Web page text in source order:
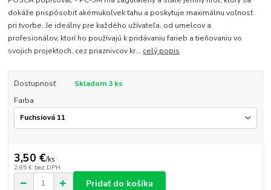
dokáže prispôsobiť akémukoľvek ťahu a poskytuje maximálnu voľnosť
pri tvorbe. Je ideálny pre každého užívateľa, od umelcov a
profesionálov, ktorí ho používajú k pridávaniu farieb a tieňovaniu vo
svojich projektoch, cez priaznivcov kr... celý popis
Dostupnosť
Skladom 3 ks
Farba
3,50 €/ks
2,85 € bez DPH
Pridať do košíka